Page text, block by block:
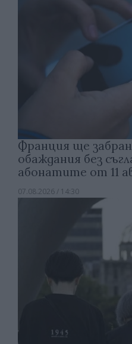
Франция ще
обаждания без
абонатите от 11
07.08.2026 / 14:30